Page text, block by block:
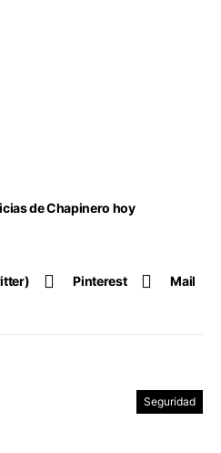
de Chapinero hoy
Pinterest Mail
Seguridad